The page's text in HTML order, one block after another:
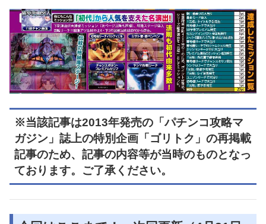
※当該記事は2013年発売の「パチンコ攻略マ
ガジン」誌上の特別企画「ゴリトク」の再掲載
記事のため、記事の内容等が当時のものとなっ
ております。ご了承ください。